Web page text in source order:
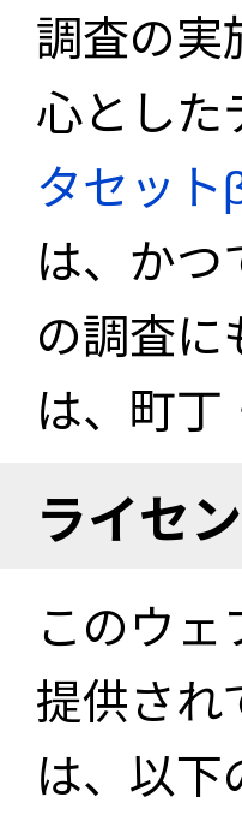
調査の実
心とした
タセット
は、か
の調査
は、町
ライセ
このウ
提供され
は、以